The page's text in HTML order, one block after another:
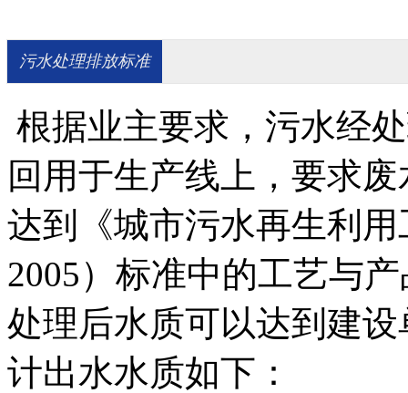
污水处理排放标准
根据业主要求，污水经
回用于生产线上，要求
达到《城市污水再生利
2005）标准中的工艺与
处理后水质可以达到建
计出水水质如下：